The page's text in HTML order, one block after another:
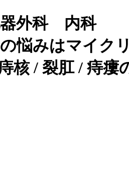
器外科 内科
悩みはマイク
/ 裂肛 / 痔瘻